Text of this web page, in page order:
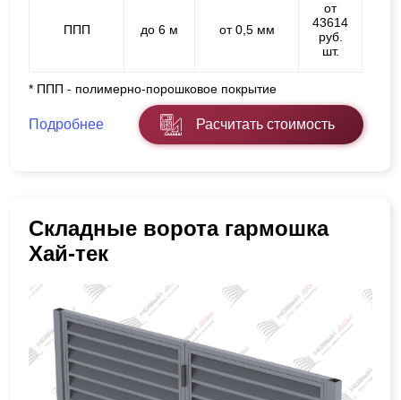
ППП до 6 м от 0,5 мм
от
43614
руб.
шт.
* ППП - полимерно-порошковое покрытие
Подробнее Расчитать стоимость
Складные ворота гармошка
Хай-тек